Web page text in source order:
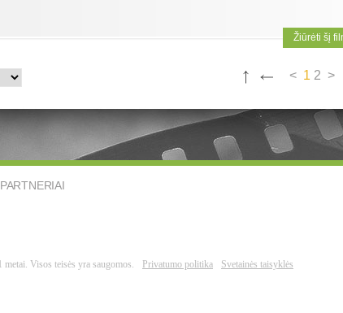
Žiūrėti šį
< 1 2 >
PARTNERIAI
metai. Visos teisės yra saugomos. Privatumo politika Svetainės taisyklės